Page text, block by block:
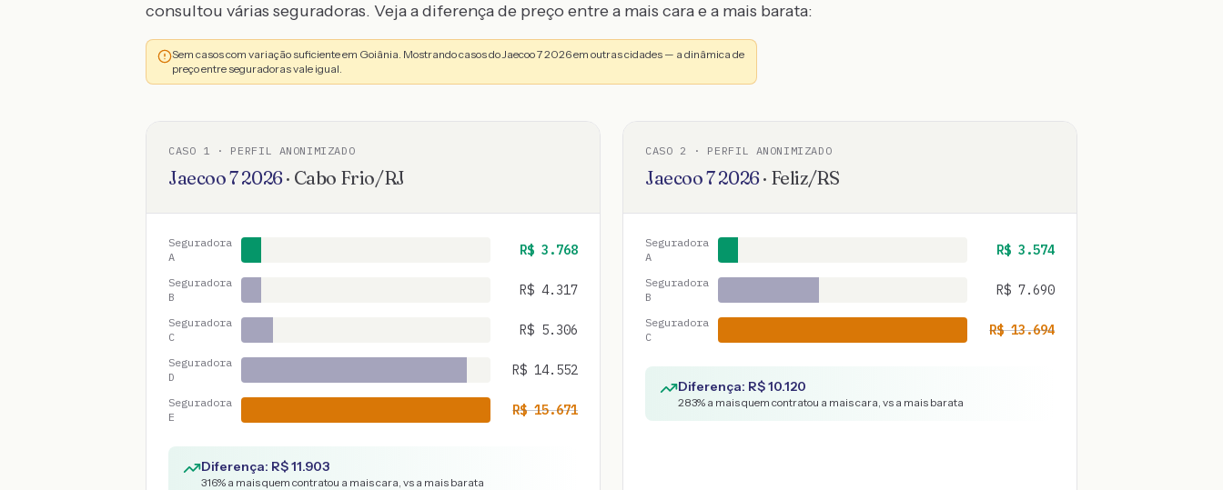
consultou várias seguradoras. Veja a diferença de preço entre a mais cara e a mais barata:
Sem casos com variação suficiente em Goiânia. Mostrando casos do Jaecoo 7 2026 em outras cidades — a dinâmica de
preço entre seguradoras vale igual.
CASO 1 · PERFIL ANONIMIZADO
Jaecoo72026· Cabo Frio/RJ
Seguradora
A
R$ 3.768
Seguradora
B
R$ 4.317
Seguradora
C
R$ 5.306
Seguradora
D
R$ 14.552
Seguradora
E
R$15.671
Diferença: R$11.903
316% a mais quem contratou a mais cara, vs a mais barata
CASO 2 · PERFIL ANONIMIZADO
Jaecoo72026· Feliz/RS
Seguradora
A
R$ 3.574
Seguradora
B
R$ 7.690
Seguradora
C
R$13.694
Diferença: R$10.120
283% a mais quem contratou a mais cara, vs a mais barata